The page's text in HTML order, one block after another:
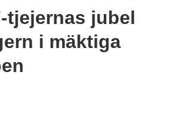
tjejernas jubel
i mäktiga